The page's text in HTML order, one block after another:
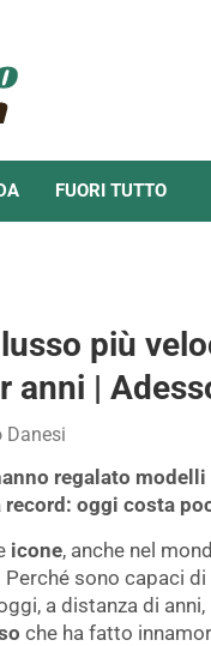
FUORI TUTTO
più
anni |
Danesi
regalato
record: oggi costa
icone, anche nel
sono capaci
a distanza di
che ha fatto